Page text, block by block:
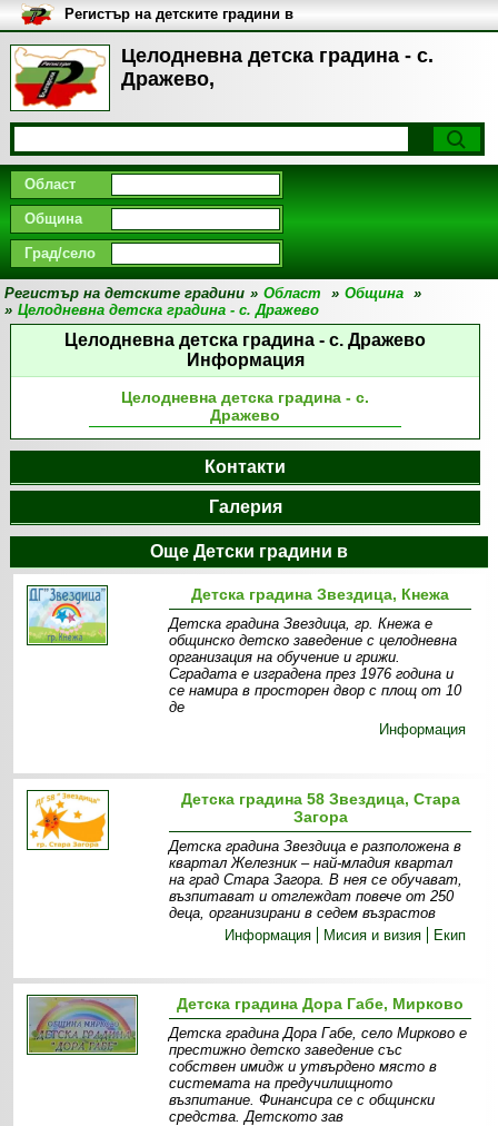
Целодневна детска градина - с.
Дражево,
Регистър на детските градини в
България
Област
Община
Град/село
Регистър на детските градини » Област » Община
»
» Целодневна детска градина - с. Дражево
Целодневна детска градина - с. Дражево
Информация
Целодневна детска градина - с.
Дражево
Контакти
Галерия
Още Детски градини в
Детска градина Звездица, Кнежа
Детска градина Звездица, гр. Кнежа е
общинско детско заведение с целодневна
организация на обучение и грижи.
Сградата е изградена през 1976 година и
се намира в просторен двор с площ от 10
де
Информация
Детска градина 58 Звездица, Стара
Загора
Детска градина Звездица е разположена в
квартал Железник – най-младия квартал
на град Стара Загора. В нея се обучават,
възпитават и отглеждат повече от 250
деца, организирани в седем възрастов
Информация
Мисия и визия Екип
Детска градина Дора Габе, Мирково
Детска градина Дора Габе, село Мирково е
престижно детско заведение със
собствен имидж и утвърдено място в
системата на предучилищното
възпитание. Финансира се с общински
средства. Детското зав